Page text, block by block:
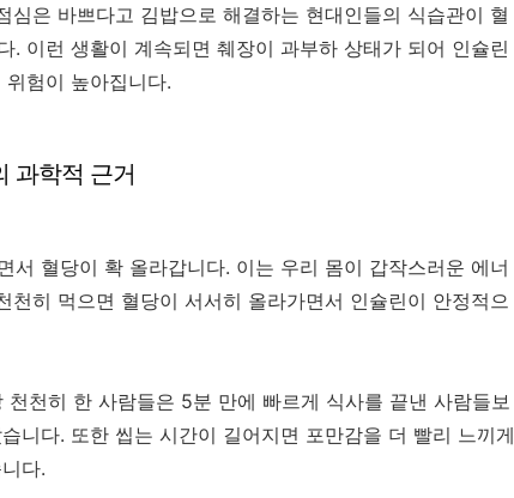
심은 바쁘다고 김밥으로 해결하는 현대인들의 식습관이 혈
. 이런 생활이 계속되면 췌장이 과부하 상태가 되어 인슐린
험이 높아집니다.
과학적 근거
서 혈당이 확 올라갑니다. 이는 우리 몸이 갑작스러운 에너
천히 먹으면 혈당이 서서히 올라가면서 인슐린이 안정적으
천히 한 사람들은 5분 만에 빠르게 식사를 끝낸 사람들보
니다. 또한 씹는 시간이 길어지면 포만감을 더 빨리 느끼게
다.